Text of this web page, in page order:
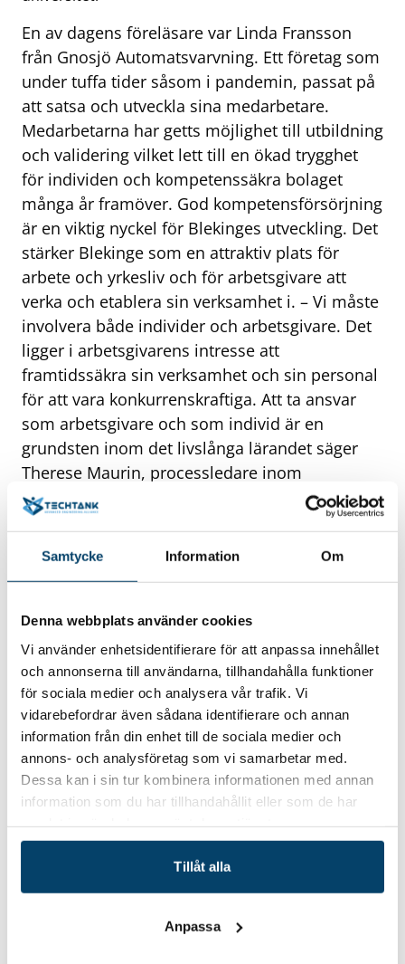
Samtycke Information Om
Denna webbplats använder cookies
Vi använder enhetsidentifierare för att anpassa innehållet
och annonserna till användarna, tillhandahålla funktioner
för sociala medier och analysera vår trafik. Vi
vidarebefordrar även sådana identifierare och annan
information från din enhet till de sociala medier och
annons- och analysföretag som vi samarbetar med.
Dessa kan i sin tur kombinera informationen med annan
information som du har tillhandahållit eller som de har
Tillåt alla
Anpassa
En av dagens föreläsare var Linda Fransson
från Gnosjö Automatsvarvning. Ett företag som
under tuffa tider såsom i pandemin, passat på
att satsa och utveckla sina medarbetare.
Medarbetarna har getts möjlighet till utbildning
och validering vilket lett till en ökad trygghet
för individen och kompetenssäkra bolaget
många år framöver. God kompetensförsörjning
är en viktig nyckel för Blekinges utveckling. Det
stärker Blekinge som en attraktiv plats för
arbete och yrkesliv och för arbetsgivare att
verka och etablera sin verksamhet i. – Vi måste
involvera både individer och arbetsgivare. Det
ligger i arbetsgivarens intresse att
framtidssäkra sin verksamhet och sin personal
för att vara konkurrenskraftiga. Att ta ansvar
som arbetsgivare och som individ är en
grundsten inom det livslånga lärandet säger
Therese Maurin, processledare inom
kompetensförsörjning i Region Blekinge.